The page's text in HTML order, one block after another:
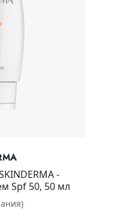
-
Spf 50, 50 мл